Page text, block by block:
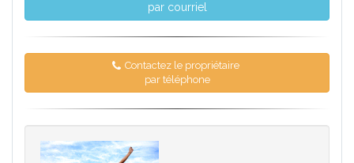
par courriel
Contactez le propriétaire
par téléphone